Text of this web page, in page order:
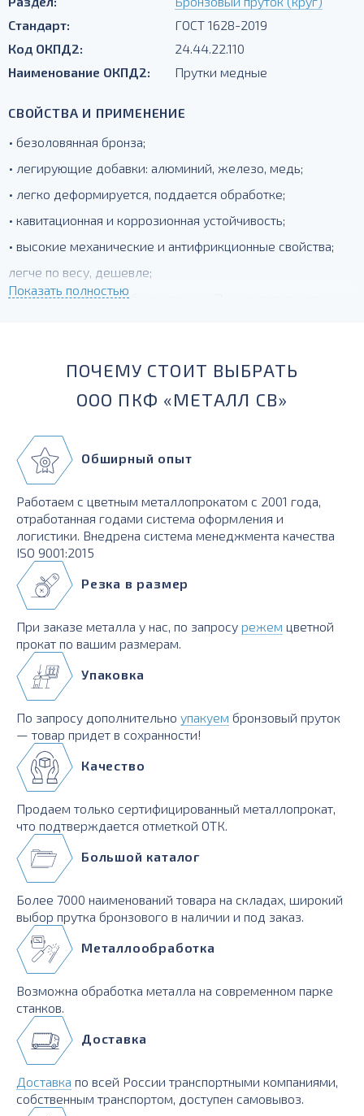
Стандарт:
ГОСТ 1628-2019
Код ОКПД2:
24.44.22.110
Наименование ОКПД2:
Прутки медные
СВОЙСТВА И ПРИМЕНЕНИЕ
• безоловянная бронза;
• легирующие добавки: алюминий, железо, медь;
• легко деформируется, поддается обработке;
• кавитационная и коррозионная устойчивость;
• высокие механические и антифрикционные свойства;
легче по весу, дешевле;
менее пластична, но более прочна.Применяется для
Показать полностью
ПОЧЕМУ СТОИТ ВЫБРАТЬ
ООО ПКФ «МЕТАЛЛ СВ»
Обширный опыт
Работаем с цветным металлопрокатом с 2001 года,
отработанная годами система оформления и
логистики. Внедрена система менеджмента качества
ISO 9001:2015
Резка в размер
При заказе металла у нас, по запросу режем цветной
прокат по вашим размерам.
Упаковка
По запросу дополнительно упакуем бронзовый пруток
— товар придет в сохранности!
Качество
Продаем только сертифицированный металлопрокат,
что подтверждается отметкой ОТК.
Большой каталог
Более 7000 наименований товара на складах, широкий
выбор прутка бронзового в наличии и под заказ.
Металлообработка
Возможна обработка металла на современном парке
станков.
Доставка
Доставка по всей России транспортными компаниями,
собственным транспортом, доступен самовывоз.